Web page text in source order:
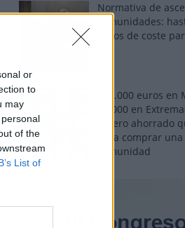
or
to
may
of the
List of
Normativa de
comunidades:
euros de coste
110.000 euros
31.000 en
dinero ahorrado
para comprar
comunidad